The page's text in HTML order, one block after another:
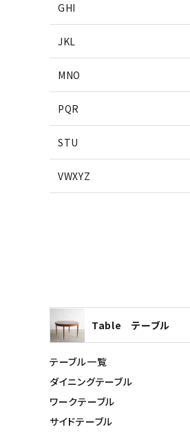
GHI
JKL
MNO
PQR
STU
VWXYZ
Table テーブル
テーブル一覧
ダイニングテーブル
ワークテーブル
サイドテーブル